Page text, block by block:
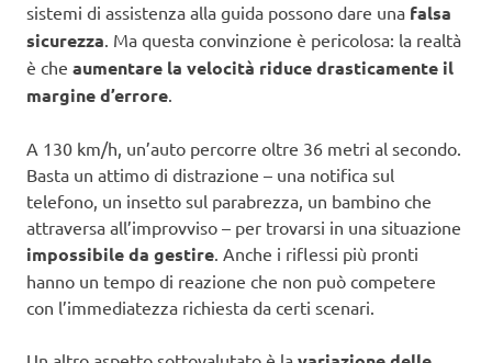
sistemi di assistenza alla guida possono dare una falsa
sicurezza. Ma questa convinzione è pericolosa: la realtà
è che aumentare la velocità riduce drasticamente il
margine d’errore.
A 130 km/h, un’auto percorre oltre 36 metri al secondo.
Basta un attimo di distrazione – una notifica sul
telefono, un insetto sul parabrezza, un bambino che
attraversa all’improvviso – per trovarsi in una situazione
impossibile da gestire. Anche i riflessi più pronti
hanno un tempo di reazione che non può competere
con l’immediatezza richiesta da certi scenari.